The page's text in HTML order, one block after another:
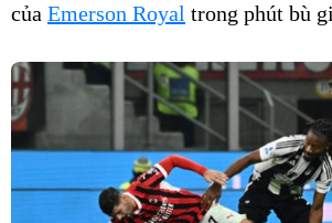
của Emerson Royal trong phút bù